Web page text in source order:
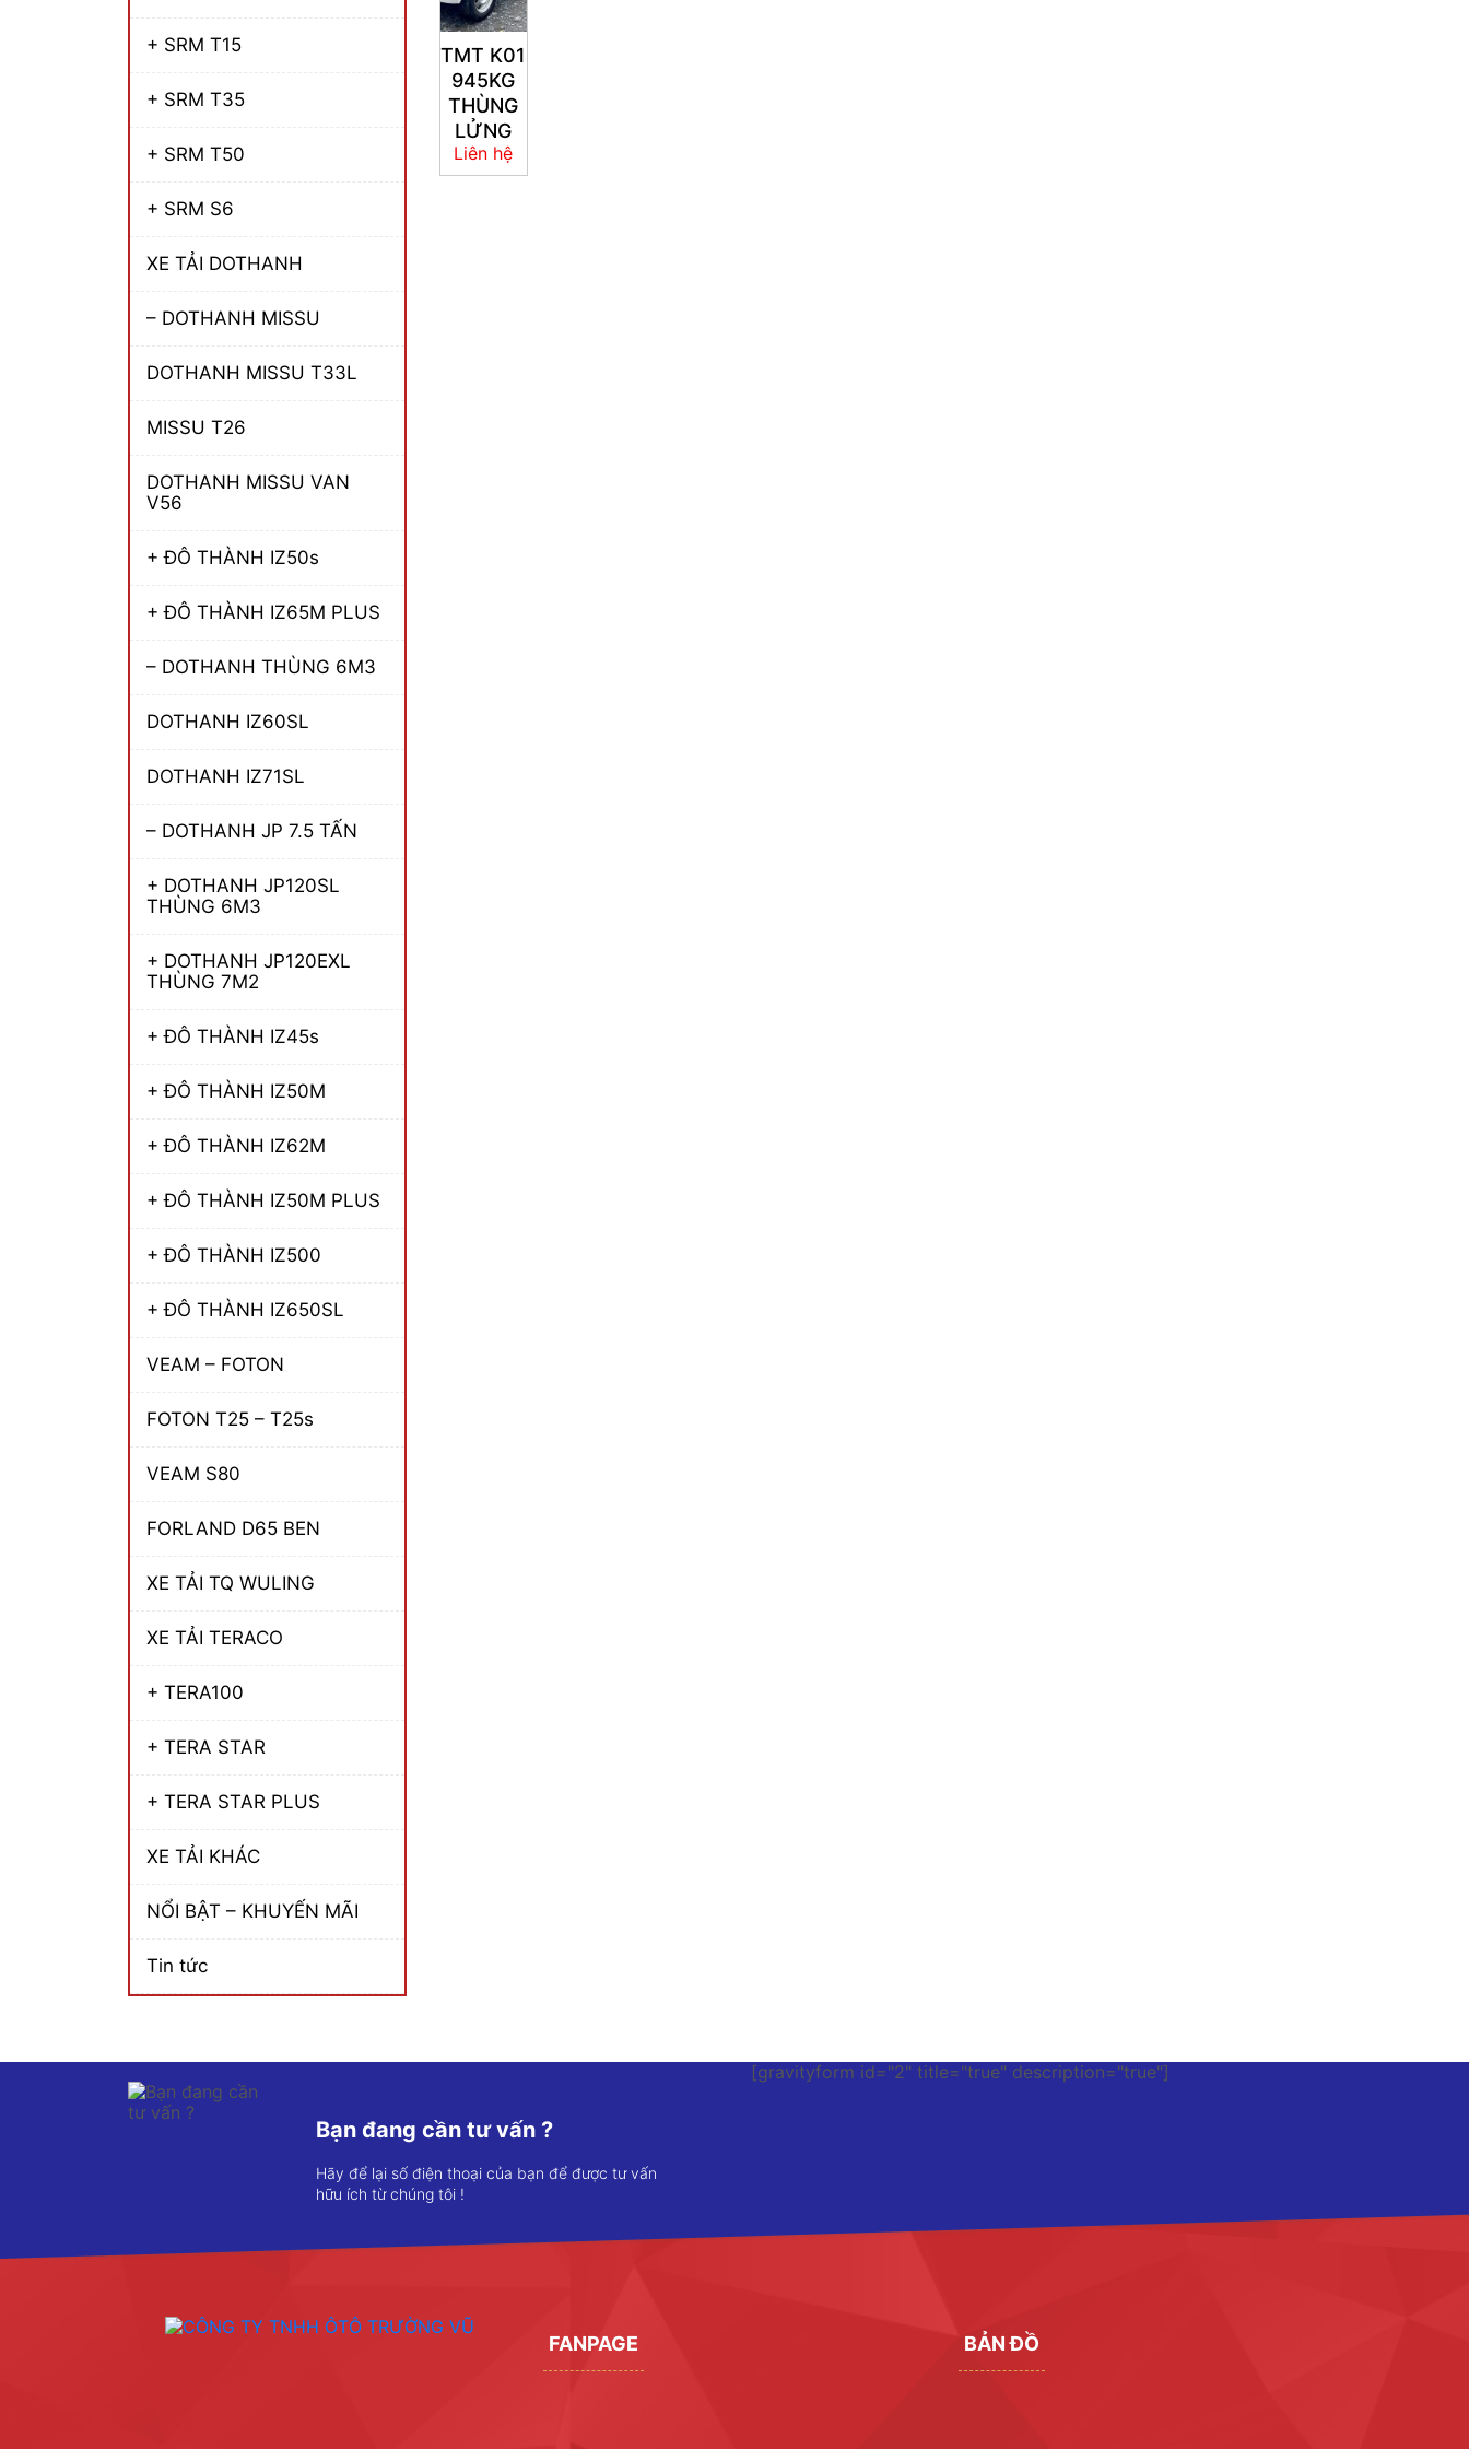
+ SRM T15
+ SRM T35
+ SRM T50
+ SRM S6
XE TẢI DOTHANH
– DOTHANH MISSU
DOTHANH MISSU T33L
MISSU T26
DOTHANH MISSU VAN
V56
+ ĐÔ THÀNH IZ50s
+ ĐÔ THÀNH IZ65M PLUS
– DOTHANH THÙNG 6M3
DOTHANH IZ60SL
DOTHANH IZ71SL
– DOTHANH JP 7.5 TẤN
+ DOTHANH JP120SL
THÙNG 6M3
+ DOTHANH JP120EXL
THÙNG 7M2
+ ĐÔ THÀNH IZ45s
+ ĐÔ THÀNH IZ50M
+ ĐÔ THÀNH IZ62M
+ ĐÔ THÀNH IZ50M PLUS
+ ĐÔ THÀNH IZ500
+ ĐÔ THÀNH IZ650SL
VEAM – FOTON
FOTON T25 – T25s
VEAM S80
FORLAND D65 BEN
XE TẢI TQ WULING
XE TẢI TERACO
+ TERA100
+ TERA STAR
+ TERA STAR PLUS
XE TẢI KHÁC
NỔI BẬT – KHUYẾN MÃI
Tin tức
TMT K01
945KG
THÙNG
LỬNG
Liên hệ
Bạn đang cần tư vấn ?
Hãy để lại số điện thoại của bạn để được tư vấn
hữu ích từ chúng tôi !
[gravityform id="2" title="true" description="true"]
FANPAGE BẢN ĐỒ